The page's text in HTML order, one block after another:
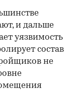
и дальше
уязвимость
состав
не